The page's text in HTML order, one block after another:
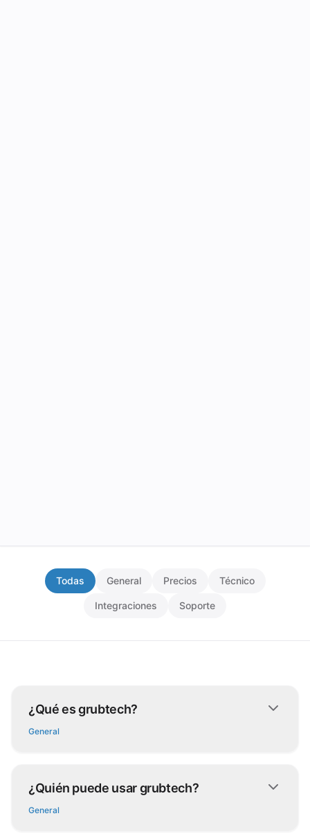
Todas General Precios Técnico
Integraciones Soporte
¿Qué es grubtech?
General
¿Quién puede usar grubtech?
General